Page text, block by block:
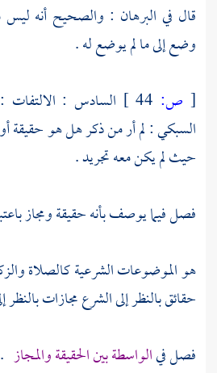
قال في البرهان : والصحيح أنه ليس
وضع إلى ما لم يوضع له .
[ ص: السادس : الالتفات
السبكي: لم أر من ذكر هل هو حقيقة
حيث لم يكن معه تجريد .
فصل فيما يوصف بأنه حقيقة ومجاز
هو الموضوعات الشرعية كالصلاة
حقائق بالنظر إلى الشرع مجازات بالنظر
فصل فيالواسطة بين الحقيقة والمجاز .